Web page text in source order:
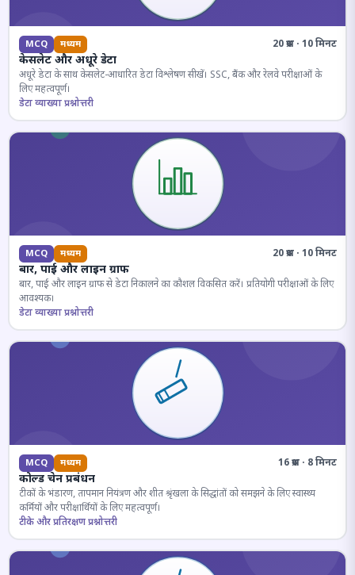
MCQ मध्यम 20 प्रश्न · 10 मिनट
केसलेट और अधूरे डेटा
अधूरे डेटा के साथ केसलेट-आधारित डेटा विश्लेषण सीखें। SSC, बैंक और रेलवे परीक्षाओं के
लिए महत्वपूर्ण।
डेटा व्याख्या प्रश्नोत्तरी
MCQ मध्यम 20 प्रश्न · 10 मिनट
बार, पाई और लाइन ग्राफ
बार, पाई और लाइन ग्राफ से डेटा निकालने का कौशल विकसित करें। प्रतियोगी परीक्षाओं के लिए
आवश्यक।
डेटा व्याख्या प्रश्नोत्तरी
MCQ मध्यम 16 प्रश्न · 8 मिनट
कोल्ड चेन प्रबंधन
टीकों के भंडारण, तापमान नियंत्रण और शीत श्रृंखला के सिद्धांतों को समझने के लिए स्वास्थ्य
कर्मियों और परीक्षार्थियों के लिए महत्वपूर्ण।
टीके और प्रतिरक्षण प्रश्नोत्तरी